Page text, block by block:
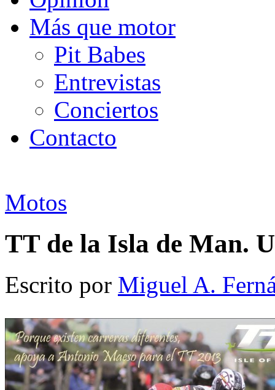
Más que motor
Pit Babes
Entrevistas
Conciertos
Contacto
Motos
TT de la Isla de Man.
Escrito por Miguel A.